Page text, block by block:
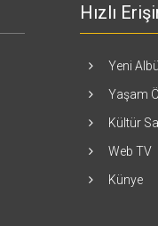
Hızlı
Yeni
Yaşam
Kültür
Web TV
Künye